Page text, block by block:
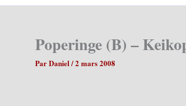
Poperinge (B) –
ParDaniel/2 mars 2008